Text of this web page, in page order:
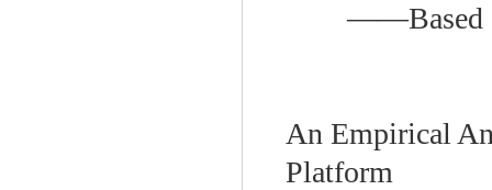
——Based
An Empirical
Platform